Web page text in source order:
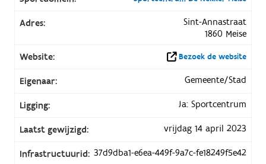
Adres:
Sint-Annastraat
1860 Meise
Website:
Bezoek de website
Eigenaar: Gemeente/Stad
Ligging: Ja: Sportcentrum
Laatst gewijzigd: vrijdag 14 april 2023
Infrastructuurid: 37d9dba1-e6ea-449f-9a7c-fe18249f5e42